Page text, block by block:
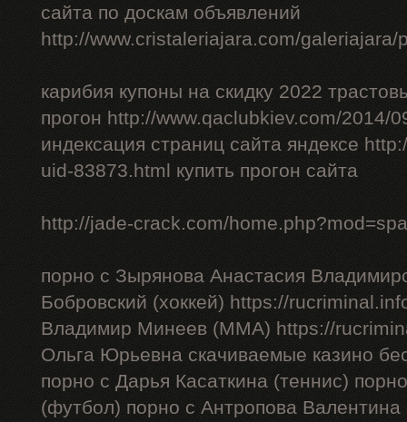
сайта по доскам объявлений
http://www.cristaleriajara.com/galeriajara/
карибия купоны на скидку 2022
прогон http://www.qaclubkiev.com/2014/
индексация страниц сайта яндексе
uid-83873.html купить прогон сайта
http://jade-crack.com/
порно с Зырянова Анастасия
Бобровский (хоккей) https://
Владимир Минеев (ММА) https://
Ольга Юрьевна скачиваемые казино
порно с Дарья Касаткина (теннис)
(футбол) порно с Антропова